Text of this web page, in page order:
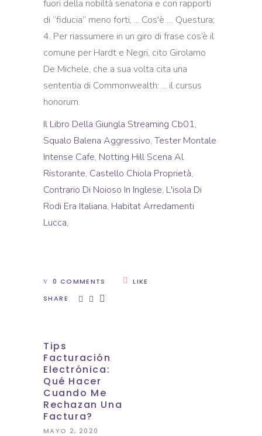
Il Libro Della Giungla Streaming Cb01,
Squalo Balena Aggressivo,Tester Montale
Intense Cafe, Notting Hill Scena Al
Ristorante, Castello Chiola Proprietà,
Contrario Di Noioso In Inglese, L'isola Di
Rodi Era Italiana, Habitat Arredamenti
Lucca,
0 COMMENTS
LIKE
SHARE
Tips
Facturación
Electrónica:
Qué Hacer
Cuando Me
Rechazan Una
Factura?
MAYO 2, 2020